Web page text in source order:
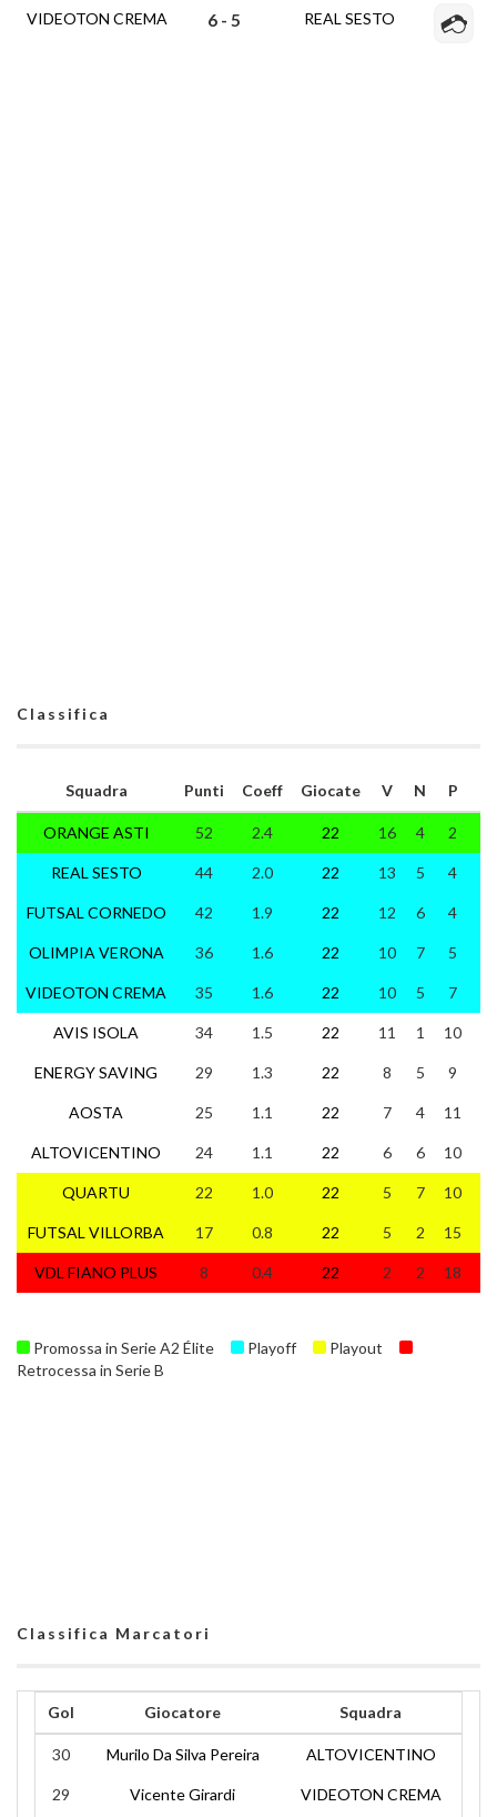
VIDEOTON CREMA 6 - 5 REAL SESTO
Classifica
Squadra
ORANGE ASTI
REAL SESTO
FUTSAL CORNEDO
OLIMPIA VERONA
VIDEOTON CREMA
AVIS ISOLA
ENERGY SAVING
AOSTA
ALTOVICENTINO
QUARTU
FUTSAL VILLORBA
VDL FIANO PLUS
Punti Coeff Giocate V N P
52 2.4 22 16 4 2
44 2.0 22 13 5 4
42 1.9 22 12 6 4
36 1.6 22 10 7 5
35 1.6 22 10 5 7
34 1.5 22 11 1 10
29 1.3 22 8 5 9
25 1.1 22 7 4 11
24 1.1 22 6 6 10
22 1.0 22 5 7 10
17 0.8 22 5 2 15
8 0.4 22 2 2 18
Promossa in Serie A2 Élite Playoff
Playout
Retrocessa in Serie B
Classifica Marcatori
Gol Giocatore Squadra
30 Murilo Da Silva Pereira ALTOVICENTINO
29 Vicente Girardi VIDEOTON CREMA